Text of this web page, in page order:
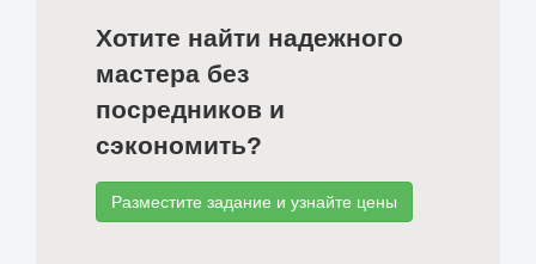
Хотите найти надежного
мастера без
посредников и
сэкономить?
Разместите задание и узнайте цены